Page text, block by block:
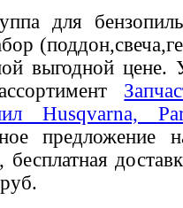
для
выгодной
Husqvarna,
предложение